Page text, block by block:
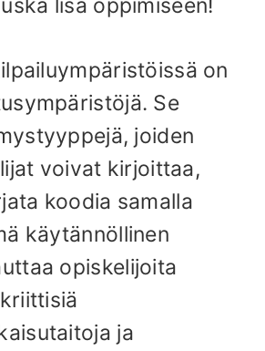
lisä oppimiseen!
on
Se
joiden
voivat kirjoittaa,
koodia samalla
käytännöllinen
opiskelijoita
ja